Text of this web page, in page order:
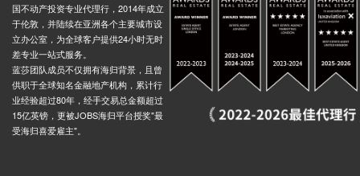
国不动产投资专业代理行，2014年成立
于伦敦，并陆续在亚洲各个主要城市设
立办公室，为全球客户提供24小时无时
差专业一站式服务。
蓝莎团队成员不仅拥有海归背景，且曾
供职于全球知名金融地产机构，累计行
业经验超过80年，经手交易总金额超过
15亿英镑，更被JOBS海归平台授奖"最
受海归喜爱雇主"。